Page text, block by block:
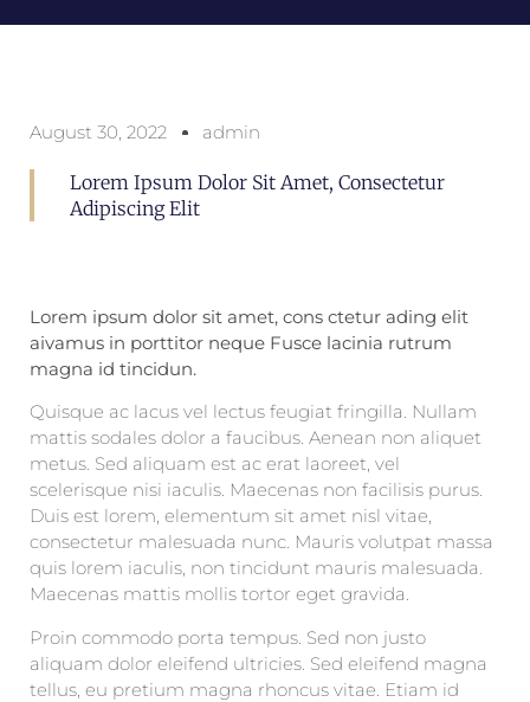
August 30, 2022 admin
Lorem Ipsum Dolor Sit Amet, Consectetur
Adipiscing Elit
Lorem ipsum dolor sit amet, cons ctetur ading elit
aivamus in porttitor neque Fusce lacinia rutrum
magna id tincidun.
Quisque ac lacus vel lectus feugiat fringilla. Nullam
mattis sodales dolor a faucibus. Aenean non aliquet
metus. Sed aliquam est ac erat laoreet, vel
scelerisque nisi iaculis. Maecenas non facilisis purus.
Duis est lorem, elementum sit amet nisl vitae,
consectetur malesuada nunc. Mauris volutpat massa
quis lorem iaculis, non tincidunt mauris malesuada.
Maecenas mattis mollis tortor eget gravida.
Proin commodo porta tempus. Sed non justo
aliquam dolor eleifend ultricies. Sed eleifend magna
tellus, eu pretium magna rhoncus vitae. Etiam id